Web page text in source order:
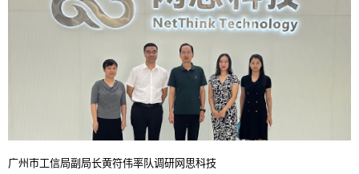
广州市工信局副局长黄符伟率队调研网思科技